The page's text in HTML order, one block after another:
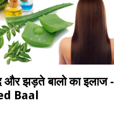
झड़ते बालो का इलाज -
Baal